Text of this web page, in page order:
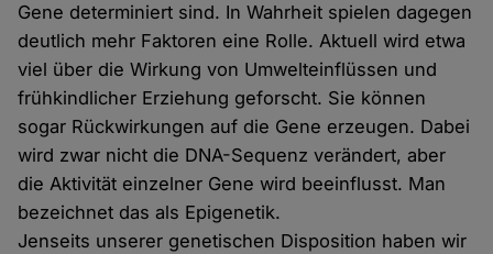
Gene determiniert sind. In Wahrheit spielen dagegen
deutlich mehr Faktoren eine Rolle. Aktuell wird etwa
viel über die Wirkung von Umwelteinflüssen und
frühkindlicher Erziehung geforscht. Sie können
sogar Rückwirkungen auf die Gene erzeugen. Dabei
wird zwar nicht die DNA-Sequenz verändert, aber
die Aktivität einzelner Gene wird beeinflusst. Man
bezeichnet das als Epigenetik.
Jenseits unserer genetischen Disposition haben wir